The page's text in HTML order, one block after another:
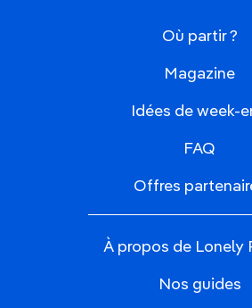
Où partir ?
Magazine
Idées de week-
FAQ
Offres
À propos de Lonely
Nos guides